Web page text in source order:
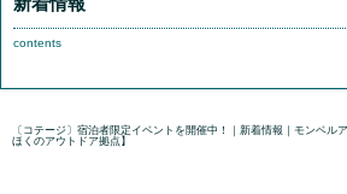
contents
〔コテージ〕宿泊者限定イベントを開催中！｜新着情報｜モンベル
ほくのアウトドア拠点】